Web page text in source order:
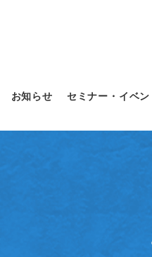
お知らせ セミナー・イベン